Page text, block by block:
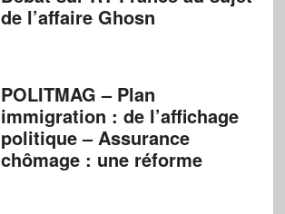
de l’affaire Ghosn
POLITMAG – Plan
immigration : de l’affichage
politique – Assurance
chômage : une réforme